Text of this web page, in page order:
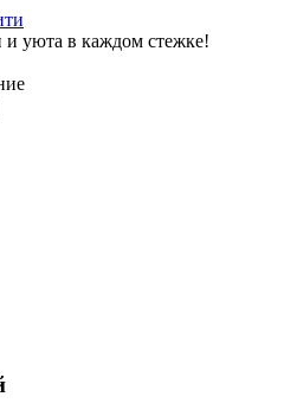
и уюта в каждом стежке!